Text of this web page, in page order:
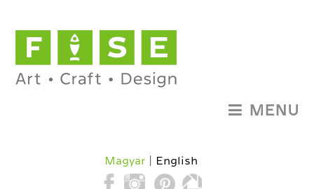
Magyar English
MENU